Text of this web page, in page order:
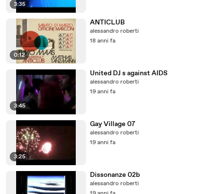
3:35
0:12
ANTICLUB
alessandro roberti
18 anni fa
3:45
United DJ s against AIDS
alessandro roberti
19 anni fa
3:25
Gay Village 07
alessandro roberti
19 anni fa
Dissonanze 02b
alessandro roberti